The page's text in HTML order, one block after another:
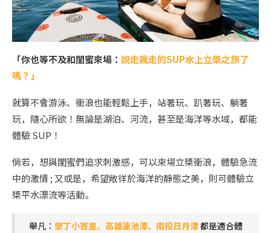
「你也等不及和閨蜜來場： 說走就走的SUP水上立槳之旅了
嗎？」
就算不會游泳、衝浪也能輕鬆上手，站著玩、趴著玩、躺著
玩，隨心所欲！無論是湖泊、河流，甚至是海洋等水域，都能
體驗 SUP！
倘若，想與閨蜜們追求刺激感，可以來場立槳衝浪，體驗急流
中的激情 ; 又或是，希望敞徉於海洋的靜態之美，則可體驗立
槳平水漂流等活動。
舉凡： 墾丁小峇里、高雄蓮池潭、南投日月潭都是適合體